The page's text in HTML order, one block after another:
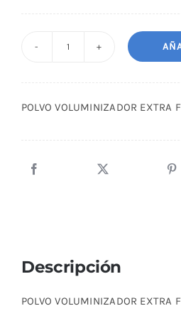
FUERTE
POLVO VOLUMINIZADOR EXTRA
Descripción
POLVO VOLUMINIZADOR EXTRA